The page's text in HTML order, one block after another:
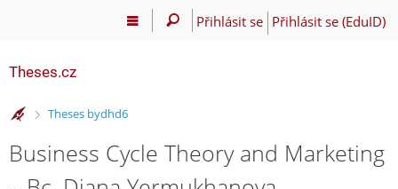
Přihlásit se Přihlásit se (EduID)
Theses.cz
>
Theses bydhd6
Business Cycle Theory and Marketing